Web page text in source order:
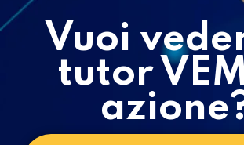
Vuoi
tutor